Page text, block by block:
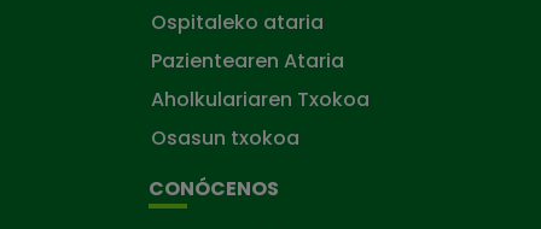
Ospitaleko ataria
Pazientearen Ataria
Aholkulariaren Txokoa
Osasun txokoa
CONÓCENOS